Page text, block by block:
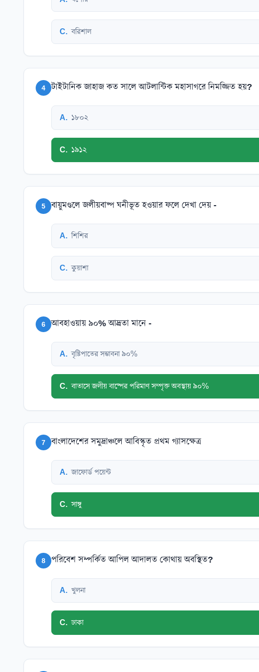
C. বরিশাল
4 টাইটানিক জাহাজ কত সালে আটলান্টিক মহাসাগরে নিমজ্জিত হয়?
A. ১৮০২
C. ১৯১২
5 বায়ুমণ্ডলে জলীয়বাষ্প ঘনীভূত হওয়ার ফলে দেখা দেয় -
A. শিশির
C. কুয়াশা
6 আবহাওয়ায় ৯০% আদ্র্রতা মানে -
A. বৃষ্টিপাতের সম্ভাবনা ৯০%
C. বাতাসে জলীয় বাষ্পের পরিমাণ সম্পৃক্ত অবস্থায় ৯০%
7 বাংলাদেশের সমুদ্রাঞ্চলে আবিস্কৃত প্রথম গ্যাসক্ষেত্র
A. জাফোর্ড পয়েন্ট
C. সাঙ্গু
8 পরিবেশ সম্পর্কিত আপিল আদালত কোথায় অবস্থিত?
A. খুলনা
C. ঢাকা